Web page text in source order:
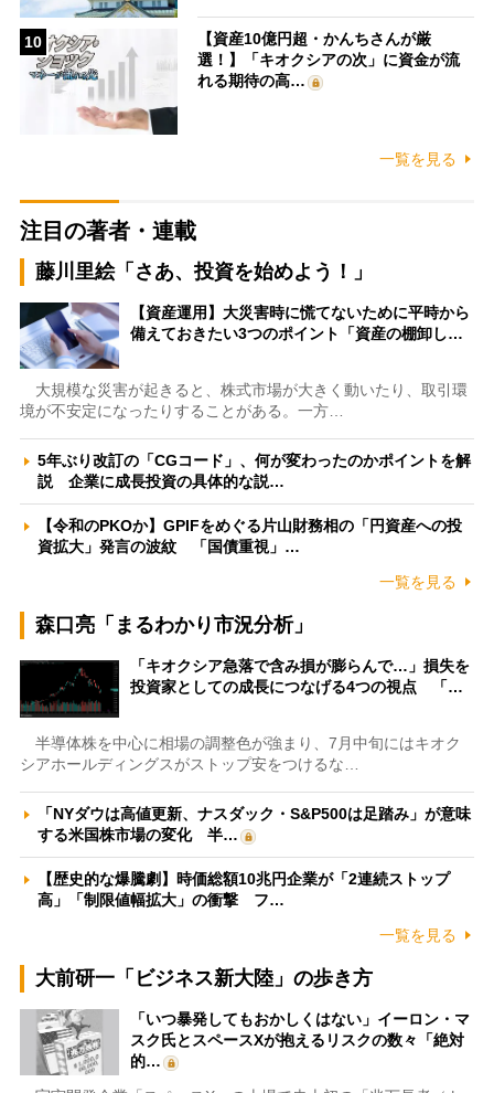
10
【資産10億円超・かんちさんが厳
選！】「キオクシアの次」に資金が流
れる期待の高…
一覧を見る
注目の著者・連載
藤川里絵「さあ、投資を始めよう！」
【資産運用】大災害時に慌てないために平時から
備えておきたい3つのポイント「資産の棚卸し…
大規模な災害が起きると、株式市場が大きく動いたり、取引環
境が不安定になったりすることがある。一方…
5年ぶり改訂の「CGコード」、何が変わったのかポイントを解
説 企業に成長投資の具体的な説…
【令和のPKOか】GPIFをめぐる片山財務相の「円資産への投
資拡大」発言の波紋 「国債重視」…
一覧を見る
森口亮「まるわかり市況分析」
「キオクシア急落で含み損が膨らんで…」損失を
投資家としての成長につなげる4つの視点 「…
半導体株を中心に相場の調整色が強まり、7月中旬にはキオク
シアホールディングスがストップ安をつけるな…
「NYダウは高値更新、ナスダック・S&P500は足踏み」が意味
する米国株市場の変化 半…
【歴史的な爆騰劇】時価総額10兆円企業が「2連続ストップ
高」「制限値幅拡大」の衝撃 フ…
一覧を見る
大前研一「ビジネス新大陸」の歩き方
「いつ暴発してもおかしくはない」イーロン・マ
スク氏とスペースXが抱えるリスクの数々「絶対
的…